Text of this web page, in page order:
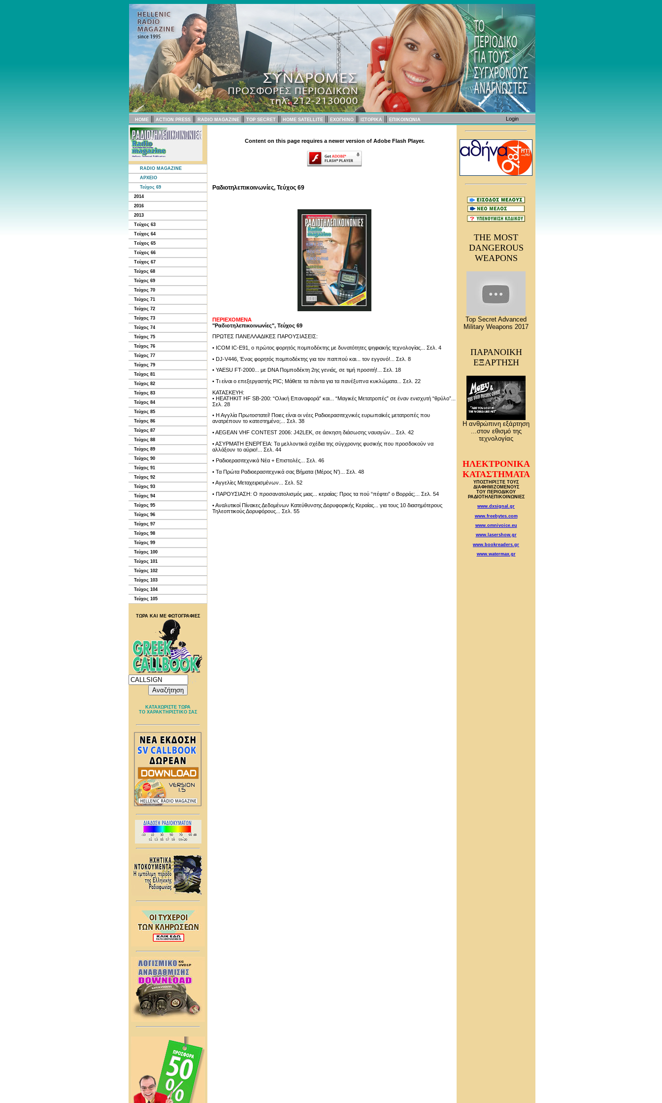
HOME || ACTION PRESS || RADIO MAGAZINE || TOP SECRET || HOME SATELLITE || EXOΓΗΙΝΟ || ΙΣΤΟΡΙΚΑ || ΕΠΙΚΟΙΝΩΝΙΑ Login
RADIO MAGAZINE
ΑΡΧΕΙΟ
Τεύχος 69
2014
2016
2013
Tεύχος 63
Tεύχος 64
Tεύχος 65
Tεύχος 66
Tεύχος 67
Τεύχος 68
Τεύχος 69
Τεύχος 70
Τεύχος 71
Τεύχος 72
Τεύχος 73
Τεύχος 74
Τεύχος 75
Τεύχος 76
Τεύχος 77
Τεύχος 79
Τεύχος 81
Τεύχος 82
Τεύχος 83
Τεύχος 84
Τεύχος 85
Τεύχος 86
Τεύχος 87
Τεύχος 88
Τεύχος 89
Τεύχος 90
Τεύχος 91
Τεύχος 92
Τεύχος 93
Τεύχος 94
Τεύχος 95
Τεύχος 96
Τεύχος 97
Τεύχος 98
Τεύχος 99
Τεύχος 100
Τεύχος 101
Τεύχος 102
Τεύχος 103
Τεύχος 104
Τεύχος 105
ΤΩΡΑ ΚΑΙ ΜΕ ΦΩΤΟΓΡΑΦΙΕΣ
ΚΑΤΑΧΩΡΙΣΤΕ ΤΩΡΑ
ΤΟ ΧΑΡΑΚΤΗΡΙΣΤΙΚΟ ΣΑΣ
Content on this page requires a newer version of Adobe Flash Player.
Ραδιοτηλεπικοινωνίες, Τεύχος 69
ΠΕΡΙΕΧΟΜΕΝΑ
"Ραδιοτηλεπικοινωνίες", Τεύχος 69
ΠΡΩΤΕΣ ΠΑΝΕΛΛΑΔΙΚΕΣ ΠΑΡΟΥΣΙΑΣΕΙΣ:
• ICOM IC-E91, ο πρώτος φορητός πομποδέκτης με δυνατότητες ψηφιακής τεχνολογίας... Σελ. 4
• DJ-V446, Ένας φορητός πομποδέκτης για τον παππού και... τον εγγονό!... Σελ. 8
• YAESU FT-2000... με DNA Πομποδέκτη 2ης γενιάς, σε τιμή προσιτή!... Σελ. 18
• Τι είναι ο επεξεργαστής PIC; Μάθετε τα πάντα για τα πανέξυπνα κυκλώματα... Σελ. 22
ΚΑΤΑΣΚΕΥΗ:
• HEATHKIT HF SB-200: “Ολική Επαναφορά” και... “Μαγικές Μετατροπές” σε έναν ενισχυτή “θρύλο”...
Σελ. 28
• Η Αγγλία Πρωτοστατεί! Ποιες είναι οι νέες Ραδιοερασιτεχνικές ευρωπαϊκές μετατροπές που
ανατρέπουν το κατεστημένο;... Σελ. 38
• AEGEAN VHF CONTEST 2006: J42LEK, σε άσκηση διάσωσης ναυαγών... Σελ. 42
• ΑΣΥΡΜΑΤΗ ΕΝΕΡΓΕΙΑ: Τα μελλοντικά σχέδια της σύγχρονης φυσικής που προσδοκούν να
αλλάξουν το αύριο!... Σελ. 44
• Ραδιοερασιτεχνικά Νέα + Επιστολές... Σελ. 46
• Τα Πρώτα Ραδιοερασιτεχνικά σας Βήματα (Μέρος Ν')... Σελ. 48
• Αγγελίες Μεταχειρισμένων... Σελ. 52
• ΠΑΡΟΥΣΙΑΣΗ: Ο προσανατολισμός μιας... κεραίας: Προς τα πού “πέφτει” ο Βορράς;... Σελ. 54
• Αναλυτικοί Πίνακες Δεδομένων Κατεύθυνσης Δορυφορικής Κεραίας... για τους 10 διασημότερους
Τηλεοπτικούς Δορυφόρους... Σελ. 55
THE MOST
DANGEROUS
WEAPONS
Top Secret Advanced
Military Weapons 2017
ΠΑΡΑΝΟΙΚΗ
ΕΞΑΡΤΗΣΗ
Η ανθρώπινη εξάρτηση
...στον εθισμό της
τεχνολογίας
ΗΛΕΚΤΡΟΝΙΚΑ
ΚΑΤΑΣΤΗΜΑΤΑ
ΥΠΟΣΤΗΡΙΞΤΕ ΤΟΥΣ
ΔΙΑΦΗΜΙΖΟΜΕΝΟΥΣ
ΤΟΥ ΠΕΡΙΟΔΙΚΟΥ
ΡΑΔΙΟΤΗΛΕΠΙΚΟΙΝΩΝΙΕΣ
www.dxsignal.gr
www.freebytes.com
www.omnivoice.eu
www.lasershow.gr
www.bookreaders.gr
www.watermax.gr